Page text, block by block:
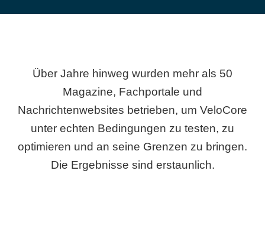
Über Jahre hinweg wurden mehr als 50
Magazine, Fachportale und
Nachrichtenwebsites betrieben, um VeloCore
unter echten Bedingungen zu testen, zu
optimieren und an seine Grenzen zu bringen.
Die Ergebnisse sind erstaunlich.